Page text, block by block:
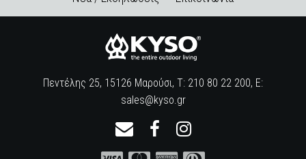
Πεντέλης 25, 15126 Μαρούσι, Τ: 210 80 22 200, E:
sales@kyso.gr